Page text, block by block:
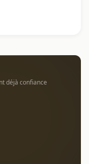
déjà confiance